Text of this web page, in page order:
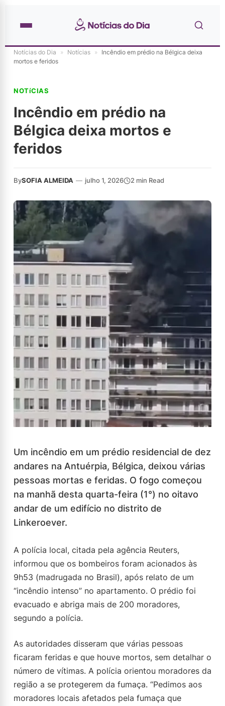
Notícias do Dia » Notícias » Incêndio em prédio na Bélgica deixa
mortos e feridos
NOTíCIAS
Incêndio em prédio na
Bélgica deixa mortos e
feridos
BySOFIA ALMEIDA — julho 1, 2026 2 min Read
Um incêndio em um prédio residencial de dez
andares na Antuérpia, Bélgica, deixou várias
pessoas mortas e feridas. O fogo começou
na manhã desta quarta-feira (1°) no oitavo
andar de um edifício no distrito de
Linkeroever.
A polícia local, citada pela agência Reuters,
informou que os bombeiros foram acionados às
9h53 (madrugada no Brasil), após relato de um
“incêndio intenso” no apartamento. O prédio foi
evacuado e abriga mais de 200 moradores,
segundo a polícia.
As autoridades disseram que várias pessoas
ficaram feridas e que houve mortos, sem detalhar o
número de vítimas. A polícia orientou moradores da
região a se protegerem da fumaça. “Pedimos aos
moradores locais afetados pela fumaça que